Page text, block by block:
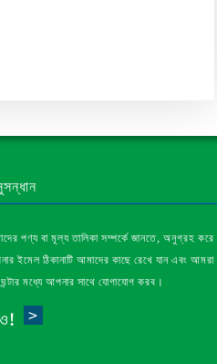
পণ্য বা মূল্য তালিকা সম্পর্কে জানতে, অনুগ্রহ করে
ইমেল ঠিকানাটি আমাদের কাছে রেখে যান এবং আমরা
মধ্যে আপনার সাথে যোগাযোগ করব।